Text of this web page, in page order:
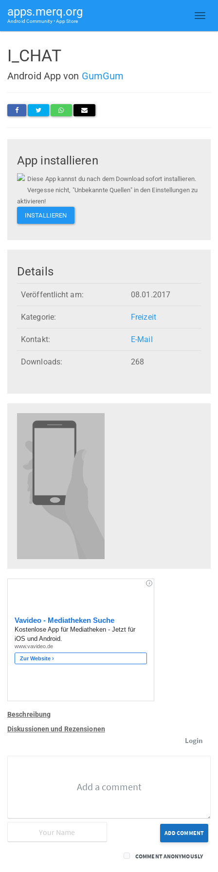
apps.merq.org
Android Community • App Store
I_CHAT
Android App von GumGum
App installieren
Diese App kannst du nach dem Download sofort installieren.
Vergesse nicht, "Unbekannte Quellen" in den Einstellungen zu
aktivieren!
INSTALLIEREN
Details
Veröffentlicht am: 08.01.2017
Kategorie: Freizeit
Kontakt: E-Mail
Downloads: 268
Beschreibung
Diskussionen und Rezensionen
Login
ADD COMMENT
COMMENT ANONYMOUSLY